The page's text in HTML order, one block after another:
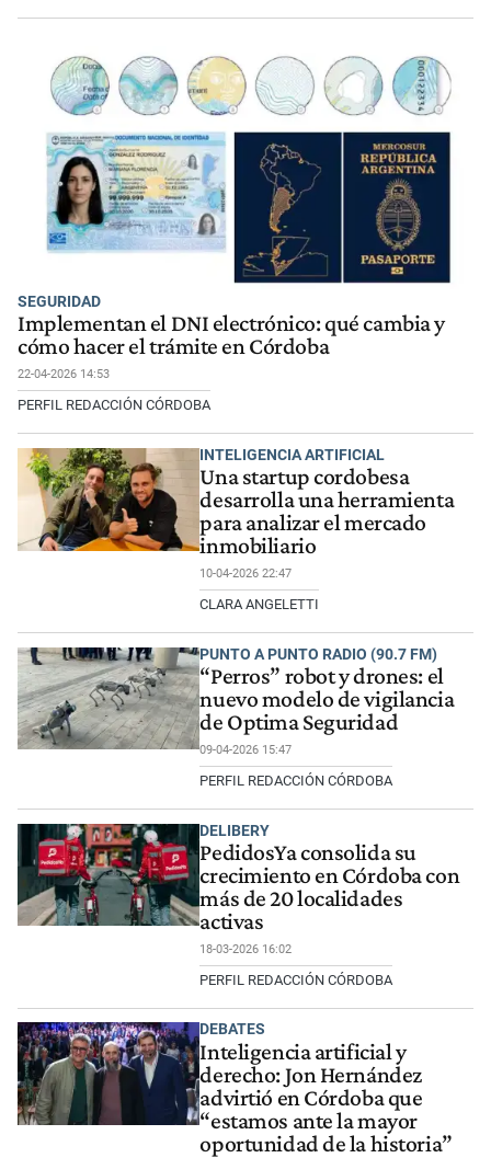
SEGURIDAD
Implementan el DNI electrónico: qué cambia y
cómo hacer el trámite en Córdoba
22-04-2026 14:53
PERFIL REDACCIÓN CÓRDOBA
INTELIGENCIA ARTIFICIAL
Una startup cordobesa
desarrolla una herramienta
para analizar el mercado
inmobiliario
10-04-2026 22:47
CLARA ANGELETTI
PUNTO A PUNTO RADIO (90.7 FM)
“Perros” robot y drones: el
nuevo modelo de vigilancia
de Optima Seguridad
09-04-2026 15:47
PERFIL REDACCIÓN CÓRDOBA
DELIBERY
PedidosYa consolida su
crecimiento en Córdoba con
más de 20 localidades
activas
18-03-2026 16:02
PERFIL REDACCIÓN CÓRDOBA
DEBATES
Inteligencia artificial y
derecho: Jon Hernández
advirtió en Córdoba que
“estamos ante la mayor
oportunidad de la historia”